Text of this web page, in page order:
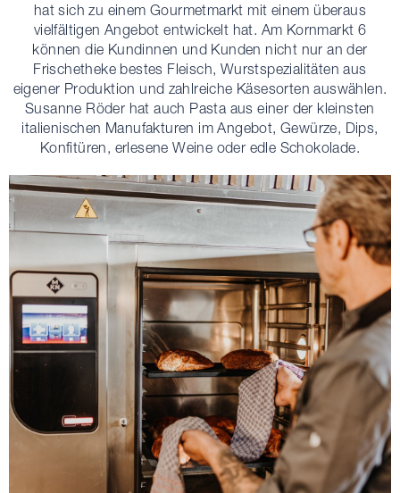
hat sich zu einem Gourmetmarkt mit einem überaus
vielfältigen Angebot entwickelt hat. Am Kornmarkt 6
können die Kundinnen und Kunden nicht nur an der
Frischetheke bestes Fleisch, Wurstspezialitäten aus
eigener Produktion und zahlreiche Käsesorten auswählen.
Susanne Röder hat auch Pasta aus einer der kleinsten
italienischen Manufakturen im Angebot, Gewürze, Dips,
Konfitüren, erlesene Weine oder edle Schokolade.